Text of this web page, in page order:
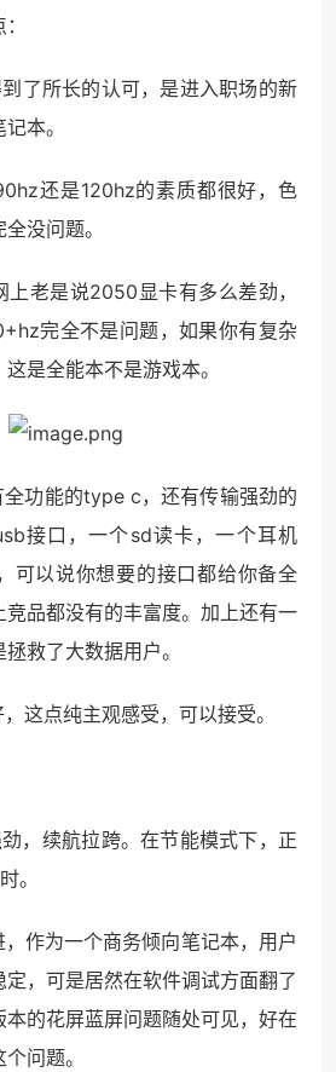
了所长的认可，是进入职场的新
本。
还是120hz的素质都很好，色
没问题。
老是说2050显卡有多么差劲，
完全不是问题，如果你有复杂
是全能本不是游戏本。
功能的type c，还有传输强劲的
接口，一个sd读卡，一个耳机
可以说你想要的接口都给你备全
竞品都没有的丰富度。加上还有一
救了大数据用户。
这点纯主观感受，可以接受。
，续航拉跨。在节能模式下，正
。
作为一个商务倾向笔记本，用户
，可是居然在软件调试方面翻了
的花屏蓝屏问题随处可见，好在
问题。